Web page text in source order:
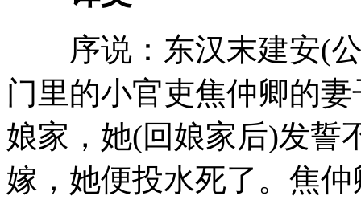
序说：东汉末建安(公
门里的小官吏焦仲卿的
娘家，她(回娘家后)发誓
嫁，她便投水死了。焦